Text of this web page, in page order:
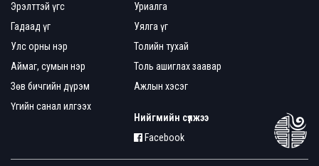
Эрэлттэй үгс
Гадаад үг
Улс орны нэр
Аймаг, сумын нэр
Зөв бичгийн дүрэм
Үгийн санал илгээх
Уриалга
Уялга үг
Толийн тухай
Толь ашиглах заавар
Ажлын хэсэг
Нийгмийн сүлжээ
Facebook